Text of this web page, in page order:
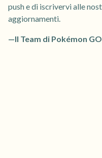
push e di iscrivervi alle
aggiornamenti.
—Il Team di Pokémon GO